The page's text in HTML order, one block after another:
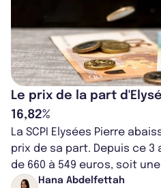
Le prix de la part
16,82%
La SCPI Elysées Pierre
prix de sa part. Depuis ce
de 660 à 549 euros, soit
16,82%. Cette nouvell...
Hana Abdelfettah